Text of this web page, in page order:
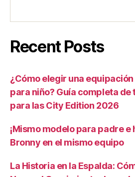
Recent Posts
¿Cómo elegir una
para niño? Guía completa
para las City Edition 2026
¡Mismo modelo para padre e
Bronny en el mismo equipo
La Historia en la Espalda: